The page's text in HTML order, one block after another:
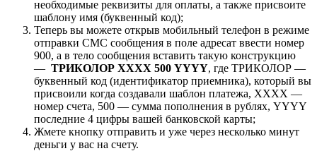
необходимые реквизиты для оплаты, а также присвоите
шаблону имя (буквенный код);
Теперь вы можете открыв мобильный телефон в режиме
отправки СМС сообщения в поле адресат ввести номер
900, а в тело сообщения вставить такую конструкцию
— ТРИКОЛОР ХХХХ 500 YYYY, где ТРИКОЛОР —
буквенный код (идентификатор приемника), который вы
присвоили когда создавали шаблон платежа, ХХХХ —
номер счета, 500 — сумма пополнения в рублях, YYYY
последние 4 цифры вашей банковской карты;
Жмете кнопку отправить и уже через несколько минут
деньги у вас на счету.